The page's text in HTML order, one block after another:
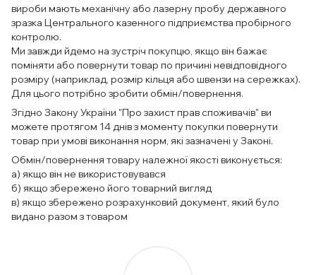
вироби мають механічну або лазерну пробу державного
зразка Центрального казенного підприємства пробірного
контролю.
Ми завжди йдемо на зустріч покупцю, якщо він бажає
поміняти або повернути товар по причині невідповідного
розміру (наприклад, розмір кільця або швензи на сережках).
Для цього потрібно зробити обмін/повернення.
Згідно Закону України "Про захист прав споживачів" ви
можете протягом 14 днів з моменту покупки повернути
товар при умові виконання норм, які зазначені у Законі.
Обмін/повернення товару належної якості виконується:
а) якщо він не використовувався
б) якщо збережено його товарний вигляд
в) якщо збережено розрахунковий документ, який було
видано разом з товаром